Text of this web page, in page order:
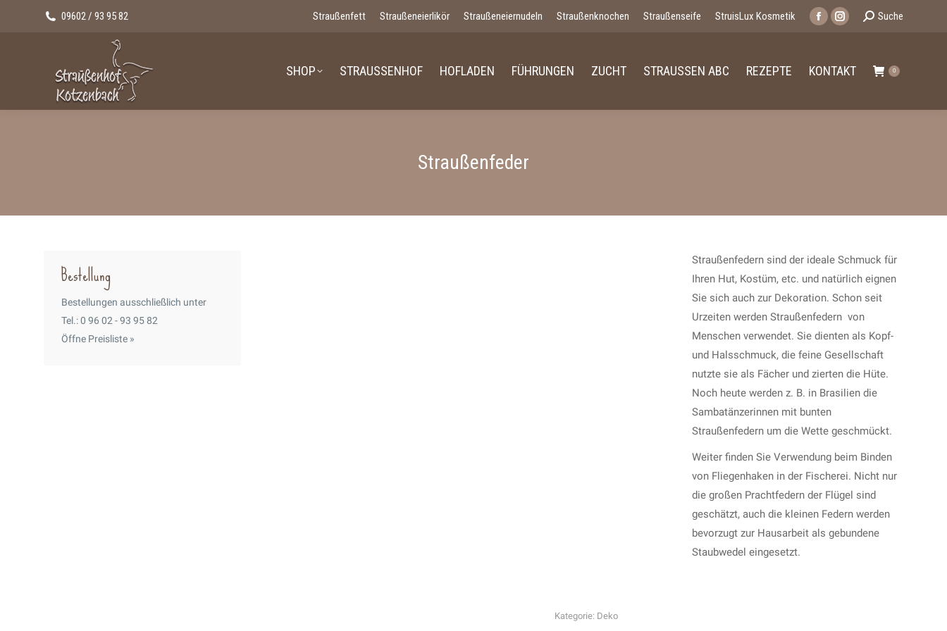
09602 / 93 95 82 Straußenfett Straußeneierlikör Straußeneiernudeln Straußenknochen Straußenseife StruisLux Kosmetik
Facebook
in
Instagram
in
Search:
Suche
SHOP STRAUSSENHOF HOFLADEN FÜHRUNGEN ZUCHT STRAUSSEN ABC REZEPTE KONTAKT 0
Straußenfeder
Straußenfedern sind der ideale Schmuck für
Ihren Hut, Kostüm, etc. und natürlich eignen
Sie sich auch zur Dekoration. Schon seit
Urzeiten werden Straußenfedern von
Menschen verwendet. Sie dienten als Kopf-
und Halsschmuck, die feine Gesellschaft
nutzte sie als Fächer und zierten die Hüte.
Noch heute werden z. B. in Brasilien die
Sambatänzerinnen mit bunten
Straußenfedern um die Wette geschmückt.
Weiter finden Sie Verwendung beim Binden
von Fliegenhaken in der Fischerei. Nicht nur
die großen Prachtfedern der Flügel sind
geschätzt, auch die kleinen Federn werden
bevorzugt zur Hausarbeit als gebundene
Staubwedel eingesetzt.
Kategorie: Deko
Bestellung
Bestellungen ausschließlich unter
Tel.: 0 96 02 - 93 95 82
Öffne Preisliste »